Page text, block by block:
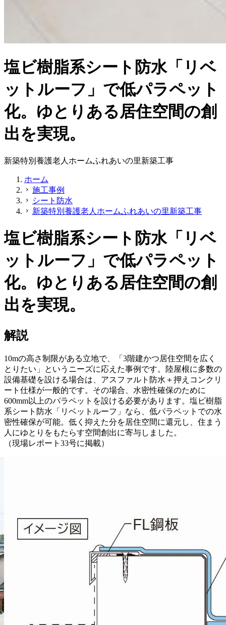
塩ビ樹脂系シート防水「リベ
ットルーフ」で低パラペット
化。ゆとりある居住空間の創
出を実現。
新築特別養護老人ホームふれあいの里新築工事
ホーム
chevron_right 施工事例
chevron_right シート防水
chevron_right 新築特別養護老人ホームふれあいの里新築工事
塩ビ樹脂系シート防水「リベ
ットルーフ」で低パラペット
化。ゆとりある居住空間の創
出を実現。
解説
10mの高さ制限がある立地で、「3階建かつ居住空間を広く
とりたい」というニーズに応えた事例です。陸屋根に多数の
設備基礎を設ける場合は、アスファルト防水＋押えコンクリ
ート仕様が一般的です。その場合、水密性確保のために
600mm以上のパラペットを設ける必要があります。塩ビ樹脂
系シート防水「リベットルーフ」なら、低パラペットでの水
密性確保が可能。低く抑えた分を居住空間に還元し、住まう
人にゆとりをもたらす空間創出に寄与しました。
（現場レポート33号に掲載）